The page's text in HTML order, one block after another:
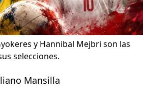
y Hannibal Mejbri son las
selecciones.
Mansilla